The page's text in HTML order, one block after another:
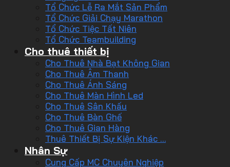
Tổ Chức Lễ Ra Mắt Sản Phẩm
Tổ Chức Giải Chạy Marathon
Tổ Chức Tiệc Tất Niên
Tổ Chức Teambuilding
Cho thuê thiết bị
Cho Thuê Nhà Bạt Không Gian
Cho Thuê Âm Thanh
Cho Thuê Ánh Sáng
Cho Thuê Màn Hình Led
Cho Thuê Sân Khấu
Cho Thuê Bàn Ghế
Cho Thuê Gian Hàng
Thuê Thiết Bị Sự Kiện Khác …
Nhân Sự
Cung Cấp MC Chuyên Nghiệp